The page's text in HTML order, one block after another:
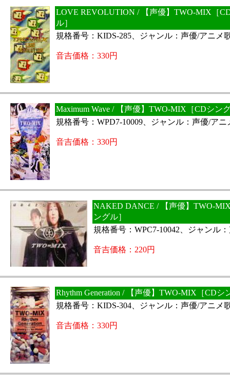
LOVE REVOLUTION / 【声優】TWO-MIX［
ル］
規格番号：KIDS-285、ジャンル：声優/アニメ
音吉価格：330円
Maximum Wave / 【声優】TWO-MIX［CDシン
規格番号：WPD7-10009、ジャンル：声優/アニ
音吉価格：330円
NAKED DANCE / 【声優】TWO-
ングル］
規格番号：WPC7-10042、ジャンル
音吉価格：220円
Rhythm Generation / 【声優】TWO-MIX［CDシ
規格番号：KIDS-304、ジャンル：声優/アニメ
音吉価格：330円